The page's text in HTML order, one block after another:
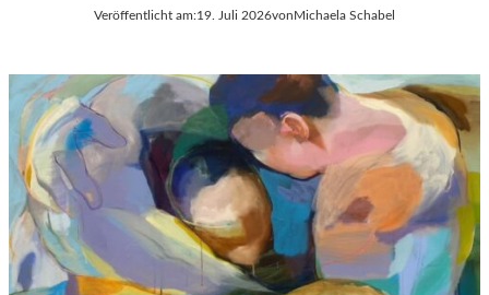
Veröffentlicht am:19. Juli 2026von Michaela Schabel